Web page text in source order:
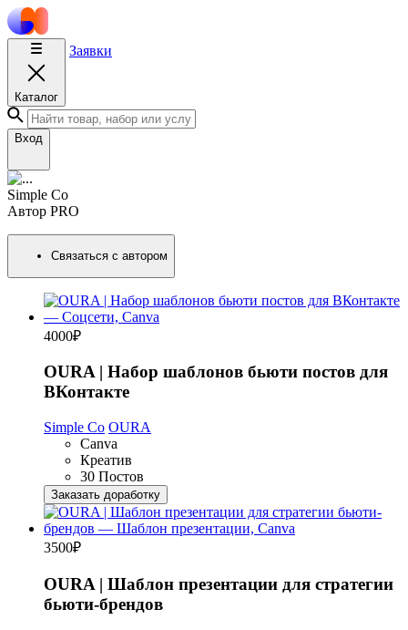
Каталог
Заявки
Вход
Simple Co
Автор PRO
Связаться с автором
4000₽
OURA | Набор шаблонов бьюти постов для
ВКонтакте
Simple Co OURA
Canva
Креатив
30 Постов
Заказать доработку
3500₽
OURA | Шаблон презентации для стратегии
бьюти-брендов